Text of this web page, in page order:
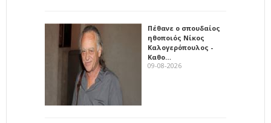
Πέθανε ο σπουδαίος
ηθοποιός Νίκος
Καλογερόπουλος -
Καθο…
09-08-2026